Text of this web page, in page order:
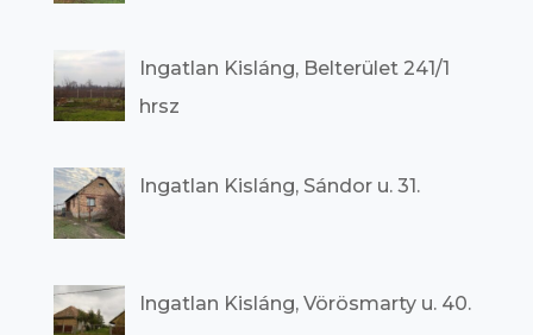
Ingatlan Kisláng, Belterület 241/1
hrsz
Ingatlan Kisláng, Sándor u. 31.
Ingatlan Kisláng, Vörösmarty u. 40.